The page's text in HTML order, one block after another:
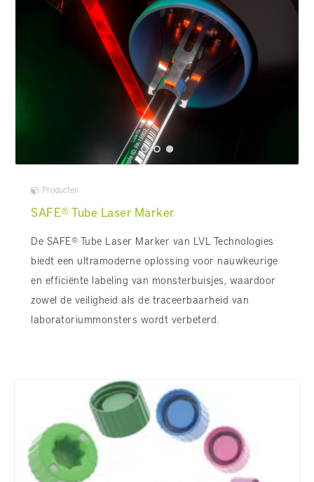
Producten
SAFE® Tube Laser Marker
De SAFE® Tube Laser Marker van LVL Technologies
biedt een ultramoderne oplossing voor nauwkeurige
en efficiënte labeling van monsterbuisjes, waardoor
zowel de veiligheid als de traceerbaarheid van
laboratoriummonsters wordt verbeterd.